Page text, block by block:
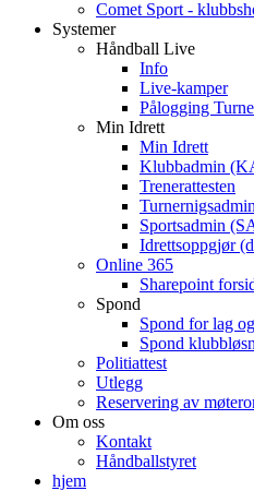
Comet Sport -
Systemer
Håndball Live
Info
Live-kamper
Pålogging
Min Idrett
Min Idrett
Klubbadmin
Trenerattesten
Sportsadmin
Idrettsoppgjør
Online 365
Sharepoint
Spond
Spond for lag
Spond
Politiattest
Utlegg
Reservering av
Om oss
Kontakt
Håndballstyret
hjem